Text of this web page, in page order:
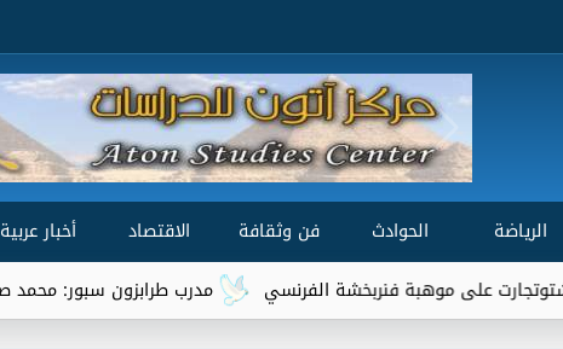
الرياضة الحوادث فن وثقافة الاقتصاد أخبار عربية
مدرب طرابزون سبور: محمد صلاح من أفضل 3 لاعبين في العالم فنربخشة الفرنسي